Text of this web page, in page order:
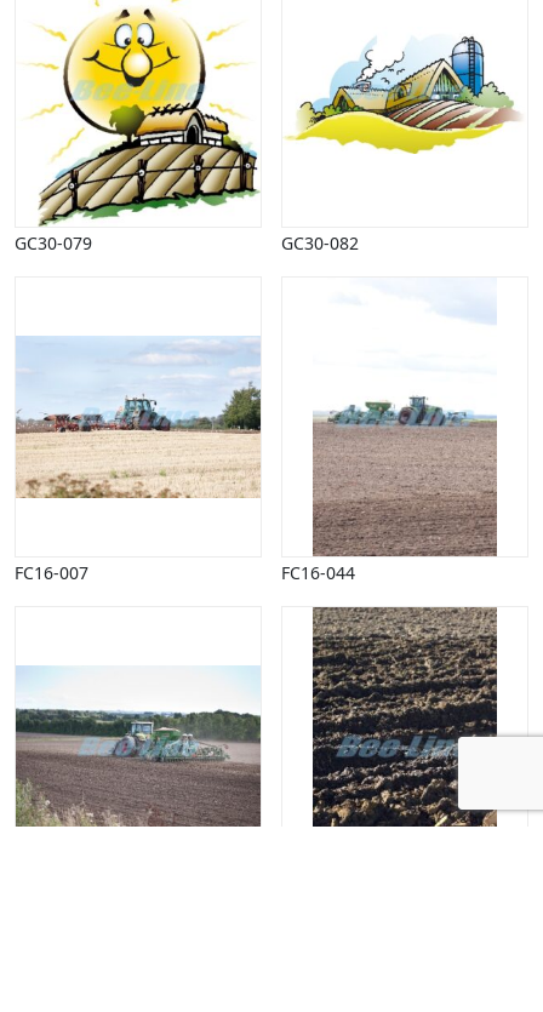
GC30-079 GC30-082
FC16-007 FC16-044